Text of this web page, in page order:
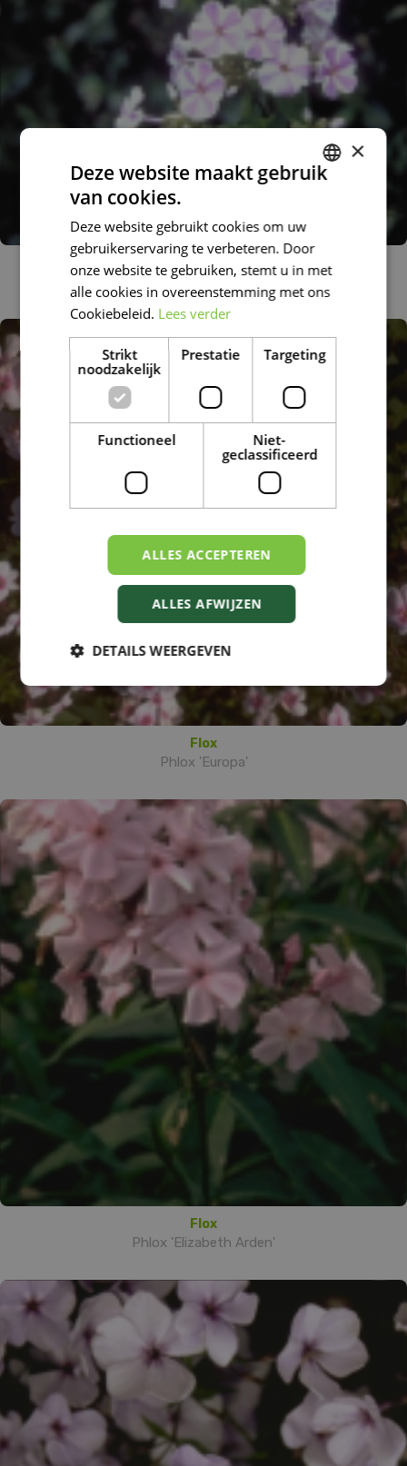
Flox
Phlox 'Natascha'
Flox
Phlox 'Europa'
Flox
Phlox 'Elizabeth Arden'
×
Deze website maakt gebruik
van cookies.
Deze website gebruikt cookies om uw
gebruikerservaring te verbeteren. Door
onze website te gebruiken, stemt u in met
alle cookies in overeenstemming met ons
Cookiebeleid. Lees verder
Strikt
noodzakelijk
Prestatie Targeting
Functioneel
Niet-
geclassificeerd
ALLES ACCEPTEREN
ALLES AFWIJZEN
DETAILS WEERGEVEN